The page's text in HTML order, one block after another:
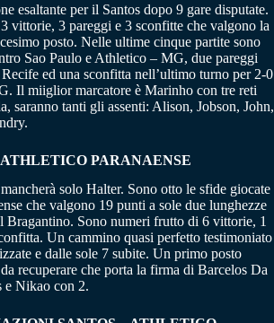
esaltante per il Santos dopo 9 gare disputate.
vittorie, 3 pareggi e 3 sconfitte che valgono la
posto. Nelle ultime cinque partite sono
Sao Paulo e Athletico – MG, due pareggi
ed una sconfitta nell’ultimo turno per 2-0
Il miiglior marcatore è Marinho con tre reti
saranno tanti gli assenti: Alison, Jobson, John,
PARANAENSE
solo Halter. Sono otto le sfide giocate
che valgono 19 punti a sole due lunghezze
Bragantino. Sono numeri frutto di 6 vittorie, 1
Un cammino quasi perfetto testimoniato
e dalle sole 7 subite. Un primo posto
recuperare che porta la firma di Barcelos Da
e Nikao con 2.